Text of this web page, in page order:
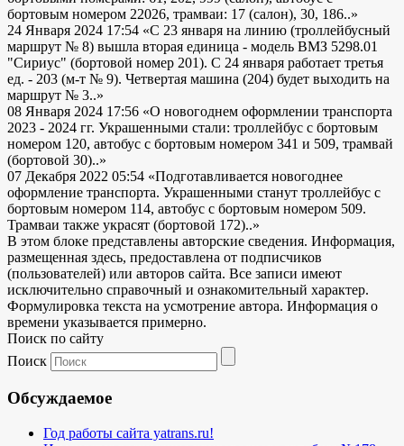
бортовым номером 22026, трамваи: 17 (салон), 30, 186..»
24 Января 2024 17:54 «С 23 января на линию (троллейбусный
маршрут № 8) вышла вторая единица - модель ВМЗ 5298.01
"Сириус" (бортовой номер 201). С 24 января работает третья
ед. - 203 (м-т № 9). Четвертая машина (204) будет выходить на
маршрут № 3..»
08 Января 2024 17:56 «О новогоднем оформлении транспорта
2023 - 2024 гг. Украшенными стали: троллейбус с бортовым
номером 120, автобус с бортовым номером 341 и 509, трамвай
(бортовой 30)..»
07 Декабря 2022 05:54 «Подготавливается новогоднее
оформление транспорта. Украшенными станут троллейбус с
бортовым номером 114, автобус с бортовым номером 509.
Трамваи также украсят (бортовой 172)..»
В этом блоке представлены авторские сведения. Информация,
размещенная здесь, предоставлена от подписчиков
(пользователей) или авторов сайта. Все записи имеют
исключительно справочный и ознакомительный характер.
Формулировка текста на усмотрение автора. Информация о
времени указывается примерно.
Поиск по сайту
Поиск
Обсуждаемое
Год работы сайта yatrans.ru!